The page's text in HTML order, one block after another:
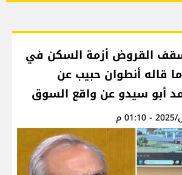
القروض أزمة السكن في
ما قاله أنطوان حبيب عن
أبو سيدو عن واقع السوق